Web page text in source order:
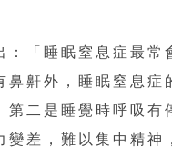
：「睡眠窒息症最
鼻鼾外，睡眠窒息
第二是睡覺時呼吸
變差，難以集中精